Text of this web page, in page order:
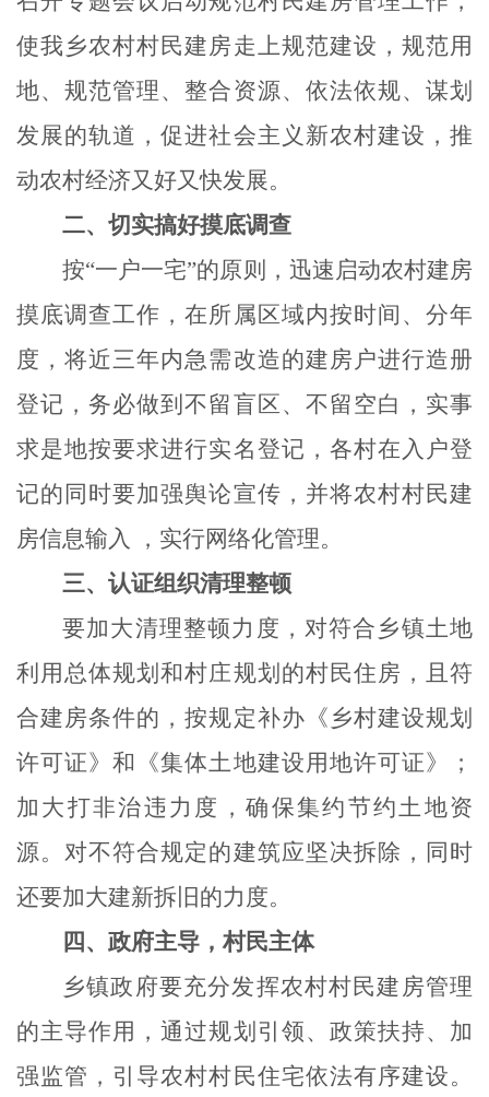
使我乡农村村民建房走上规范建设，规范用
地、规范管理、整合资源、依法依规、谋划
发展的轨道，促进社会主义新农村建设，推
动农村经济又好又快发展。
二、切实搞好摸底调查
按“一户一宅”的原则，迅速启动农村建房
摸底调查工作，在所属区域内按时间、分年
度，将近三年内急需改造的建房户进行造册
登记，务必做到不留盲区、不留空白，实事
求是地按要求进行实名登记，各村在入户登
记的同时要加强舆论宣传，并将农村村民建
房信息输入 ，实行网络化管理。
三、认证组织清理整顿
要加大清理整顿力度，对符合乡镇土地
利用总体规划和村庄规划的村民住房，且符
合建房条件的，按规定补办《乡村建设规划
许可证》和《集体土地建设用地许可证》；
加大打非治违力度，确保集约节约土地资
源。对不符合规定的建筑应坚决拆除，同时
还要加大建新拆旧的力度。
四、政府主导，村民主体
乡镇政府要充分发挥农村村民建房管理
的主导作用，通过规划引领、政策扶持、加
强监管，引导农村村民住宅依法有序建设。